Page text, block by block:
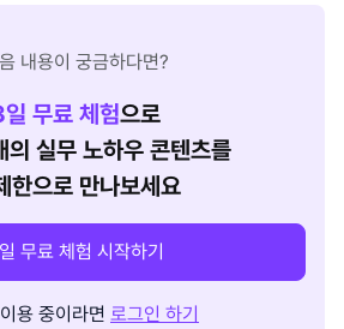
내용이 궁금하다면?
일 무료 체험으로
실무 노하우 콘텐츠를
한으로 만나보세요
무료 체험 시작하기
용 중이라면 로그인 하기